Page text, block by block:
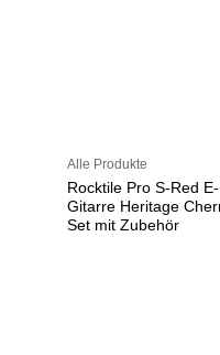
Alle Produkte
Rocktile Pro S-Red E-
Gitarre Heritage
Set mit Zubehör